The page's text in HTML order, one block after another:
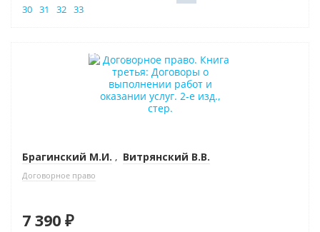
30 31 32 33
Индивидуальный подход
Брагинский М.И. , Витрянский В.В.
Договорное право
7 390 ₽